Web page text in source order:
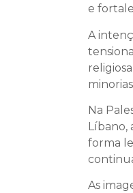
e
A
Na
Líbano,
forma
As